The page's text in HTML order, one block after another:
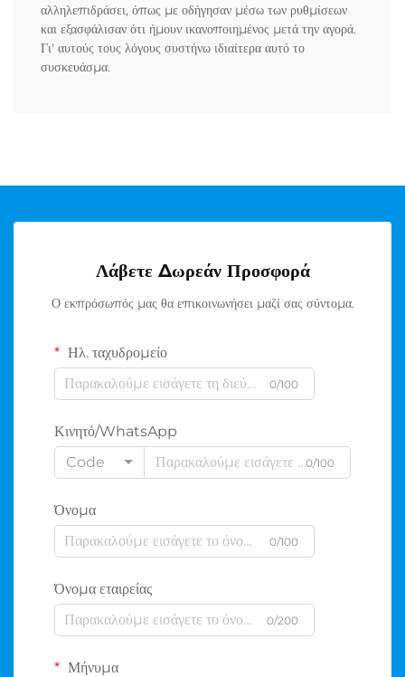
αλληλεπιδράσει, όπως με οδήγησαν μέσω των ρυθμίσεων
και εξασφάλισαν ότι ήμουν ικανοποιημένος μετά την αγορά.
Γι' αυτούς τους λόγους συστήνω ιδιαίτερα αυτό το
συσκευάσμα.
Λάβετε Δωρεάν Προσφορά
Ο εκπρόσωπός μας θα επικοινωνήσει μαζί σας σύντομα.
Ηλ. ταχυδρομείο
0/100
Κινητό/WhatsApp
Code
0/100
Όνομα
0/100
Όνομα εταιρείας
0/200
Μήνυμα